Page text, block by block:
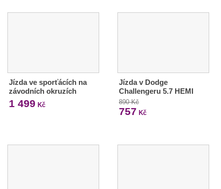
Jízda ve sporťácích na
závodních okruzích
1 499 Kč
Jízda v Dodge
Challengeru 5.7 HEMI
890 Kč
757 Kč